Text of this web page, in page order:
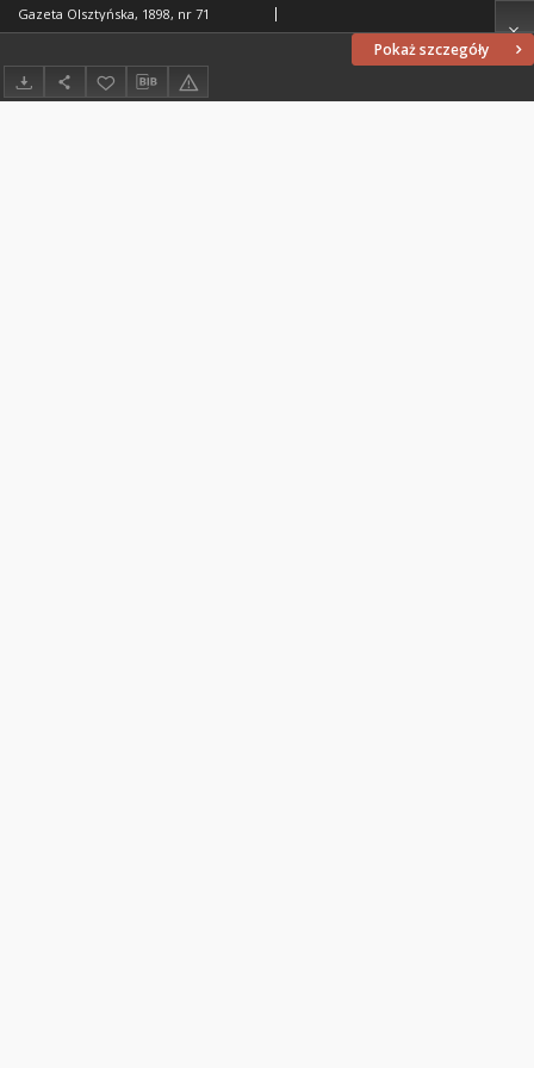
Pokaż szczegóły
Gazeta Olsztyńska, 1898, nr 71